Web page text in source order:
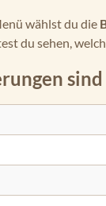
wählst du die
du sehen,